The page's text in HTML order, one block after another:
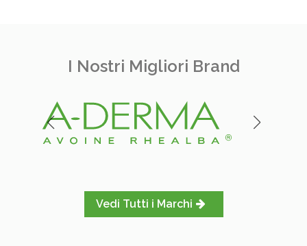
I Nostri Migliori Brand
Vedi Tutti i Marchi